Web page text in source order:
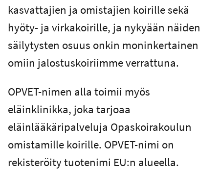
kasvattajien ja omistajien koirille sekä
hyöty- ja virkakoirille, ja nykyään näiden
säilytysten osuus onkin moninkertainen
omiin jalostuskoiriimme verrattuna.
OPVET-nimen alla toimii myös
eläinklinikka, joka tarjoaa
eläinlääkäripalveluja Opaskoirakoulun
omistamille koirille. OPVET-nimi on
rekisteröity tuotenimi EU:n alueella.